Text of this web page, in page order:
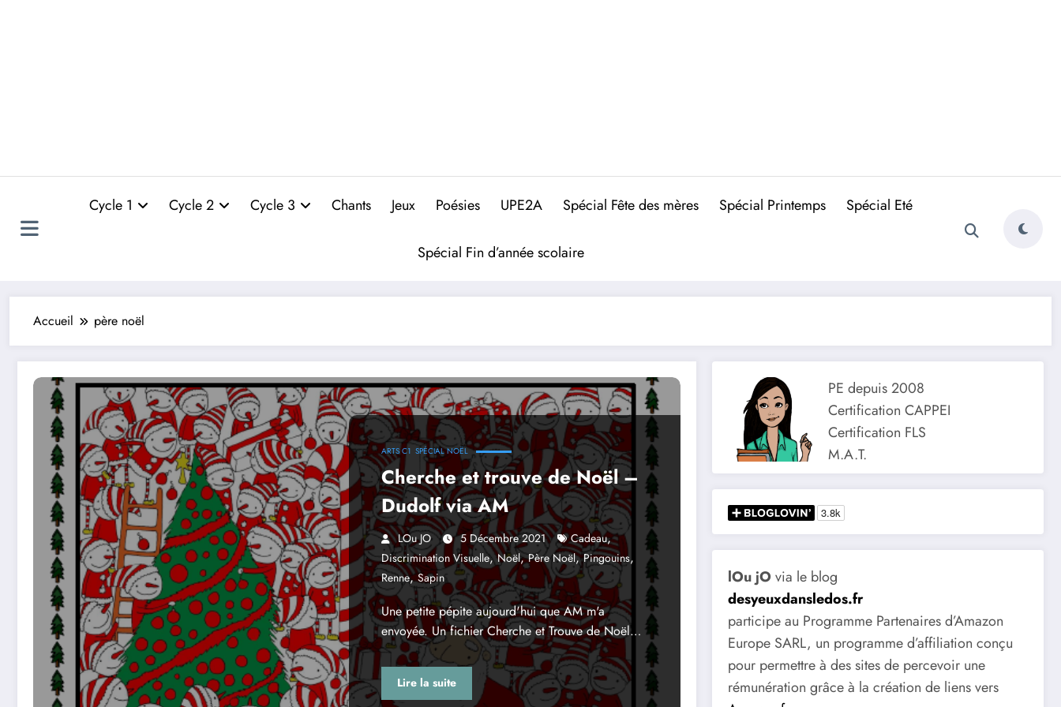
Cycle 1 Cycle 2 Cycle 3 Chants Jeux Poésies UPE2A Spécial Fête des mères Spécial Printemps Spécial Eté
Spécial Fin d’année scolaire
Accueil père noël
ARTS C1 SPÉCIAL NOËL
Cherche et trouve de Noël –
Dudolf via AM
LOu JO 5 Décembre 2021 Cadeau,
Discrimination Visuelle,Noël,Père Noël,Pingouins,
Renne,Sapin
Une petite pépite aujourd'hui que AM m'a
envoyée. Un fichier Cherche et Trouve de Noël…
Lire la suite
PE depuis 2008
Certification CAPPEI
Certification FLS
M.A.T.
lOu jOvia le blog
desyeuxdansledos.fr
participe au Programme Partenaires d’Amazon
Europe SARL, un programme d’affiliation conçu
pour permettre à des sites de percevoir une
rémunération grâce à la création de liens vers